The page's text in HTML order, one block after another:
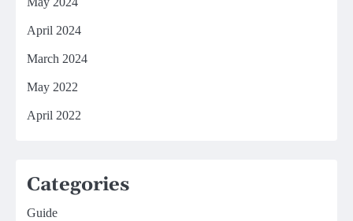
April 2024
March 2024
May 2022
April 2022
Categories
Guide